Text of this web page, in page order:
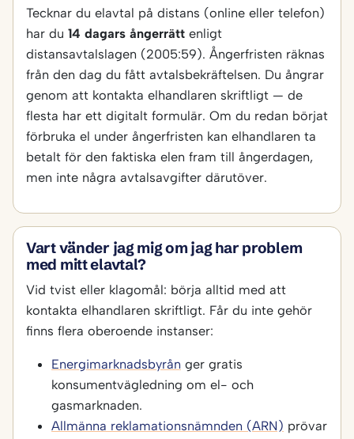
Tecknar du elavtal på distans (online eller telefon)
har du 14 dagars ångerrätt enligt
distansavtalslagen (2005:59). Ångerfristen räknas
från den dag du fått avtalsbekräftelsen. Du ångrar
genom att kontakta elhandlaren skriftligt — de
flesta har ett digitalt formulär. Om du redan börjat
förbruka el under ångerfristen kan elhandlaren ta
betalt för den faktiska elen fram till ångerdagen,
men inte några avtalsavgifter därutöver.
Vart vänder jag mig om jag har problem
med mitt elavtal?
Vid tvist eller klagomål: börja alltid med att
kontakta elhandlaren skriftligt. Får du inte gehör
finns flera oberoende instanser:
Energimarknadsbyrån ger gratis
konsumentvägledning om el- och
gasmarknaden.
Allmänna reklamationsnämnden (ARN) prövar